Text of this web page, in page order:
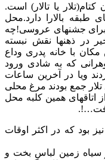
یا تالار) است.
طبقه بالارا دارد.محل
برای جشنهای عروسی!چه
در ذهنها نقش نبسته
با خانه پدری وداع
که به شادی ورود
ویا در آخرین ساعات
تلار جمع بودند مرغ محلی
اتاقهای همین کلبه محل
بود که در اکثر اوقات
زمین لباس بخت و